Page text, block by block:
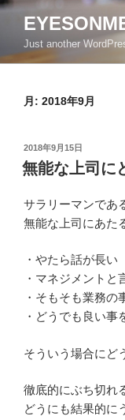
コ
ン
Just another
月: 2018年9月
投
稿
日:
2018年9月15日
無能な上司に
サラリーマンであ
無能な上司にあた
・やたら話が長い
・マネジメントと
・そもそも業務の
・どうでも良い事
そういう場合にど
徹底的にぶち切れ
どうにも結果的に